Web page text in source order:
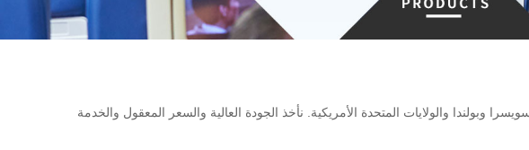
وبولندا والولايات المتحدة الأمريكية. نأخذ الجودة العالية والسعر المعقول والخدمة